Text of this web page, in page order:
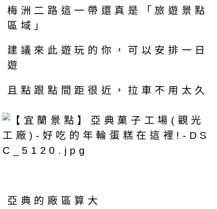
梅洲二路這一帶還真是「旅遊景點
區域」
建議來此遊玩的你，可以安排一日
遊
且點跟點間距很近，拉車不用太久
亞典的廠區算大